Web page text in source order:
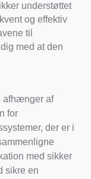
understøttet
og effektiv
til
med at den
afhænger af
for
der er i
med sikker
sikre en